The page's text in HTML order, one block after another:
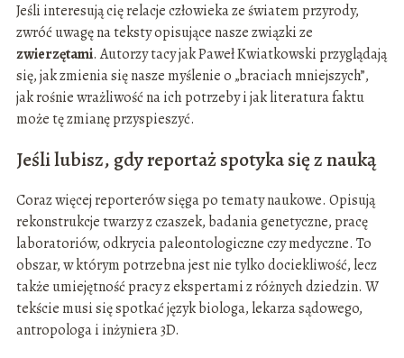
Jeśli interesują cię relacje człowieka ze światem przyrody,
zwróć uwagę na teksty opisujące nasze związki ze
zwierzętami. Autorzy tacy jak Paweł Kwiatkowski przyglądają
się, jak zmienia się nasze myślenie o „braciach mniejszych”,
jak rośnie wrażliwość na ich potrzeby i jak literatura faktu
może tę zmianę przyspieszyć.
Jeśli lubisz, gdy reportaż spotyka się z nauką
Coraz więcej reporterów sięga po tematy naukowe. Opisują
rekonstrukcje twarzy z czaszek, badania genetyczne, pracę
laboratoriów, odkrycia paleontologiczne czy medyczne. To
obszar, w którym potrzebna jest nie tylko dociekliwość, lecz
także umiejętność pracy z ekspertami z różnych dziedzin. W
tekście musi się spotkać język biologa, lekarza sądowego,
antropologa i inżyniera 3D.